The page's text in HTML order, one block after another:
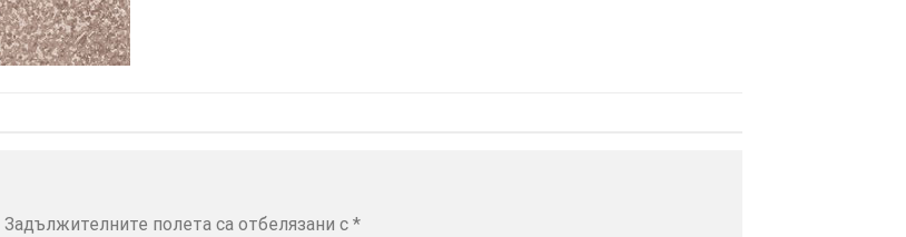
Задължителните полета са отбелязани с *